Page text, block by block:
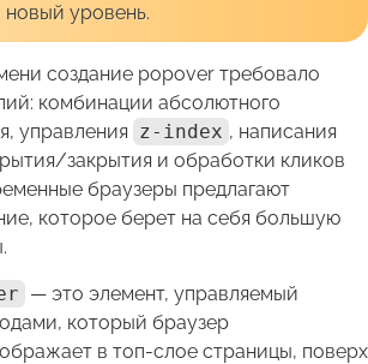
уровень.
создание popover требовало
комбинации абсолютного
управления z-index , написания
закрытия и обработки кликов
браузеры предлагают
которое берет на себя большую
— это элемент, управляемый
который браузер
в топ-слое страницы, поверх